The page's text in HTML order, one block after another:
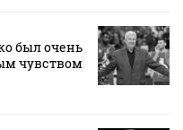
был очень
чувством